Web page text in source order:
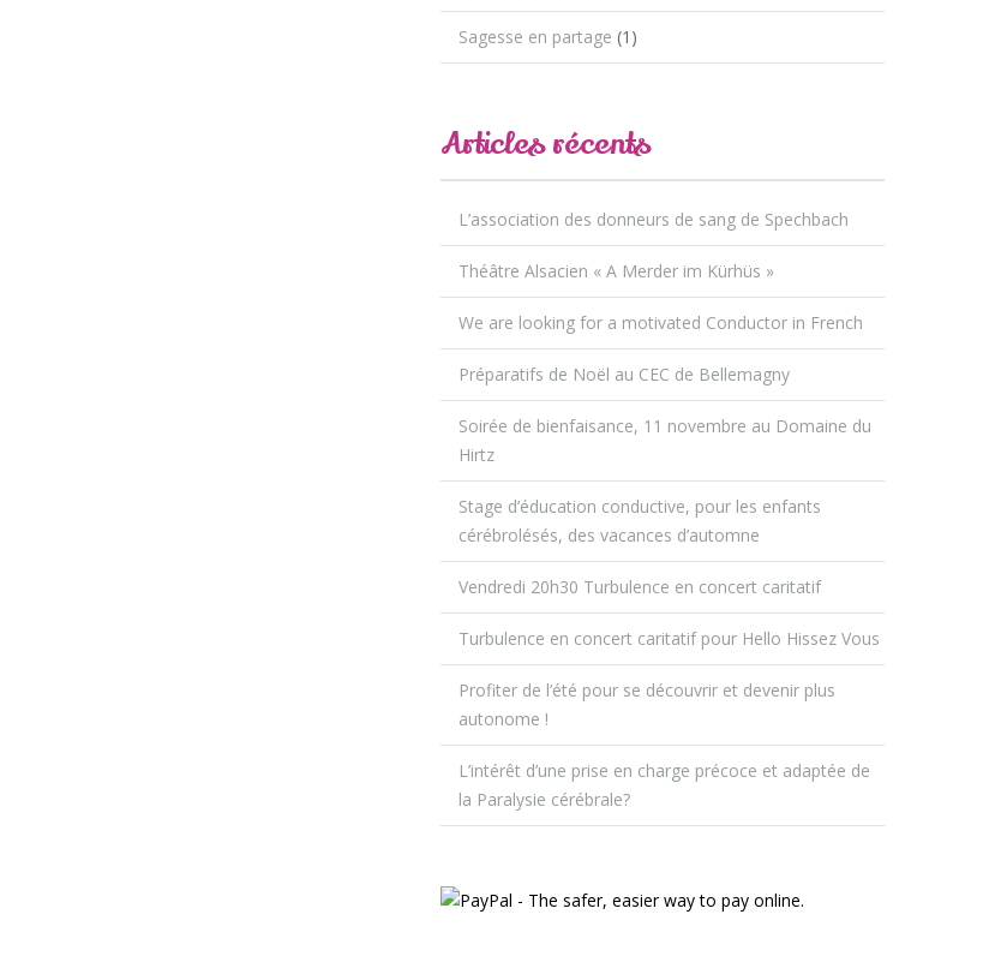
Sagesse en partage (1)
Articles récents
L’association des donneurs de sang de Spechbach
Théâtre Alsacien « A Merder im Kürhüs »
We are looking for a motivated Conductor in French
Préparatifs de Noël au CEC de Bellemagny
Soirée de bienfaisance, 11 novembre au Domaine du
Hirtz
Stage d’éducation conductive, pour les enfants
cérébrolésés, des vacances d’automne
Vendredi 20h30 Turbulence en concert caritatif
Turbulence en concert caritatif pour Hello Hissez Vous
Profiter de l’été pour se découvrir et devenir plus
autonome !
L’intérêt d’une prise en charge précoce et adaptée de
la Paralysie cérébrale?